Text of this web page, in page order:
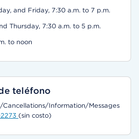
and Friday, 7:30 a.m. to 7 p.m.
Thursday, 7:30 a.m. to 5 p.m.
to noon
teléfono
Information/Messages
(sin costo)